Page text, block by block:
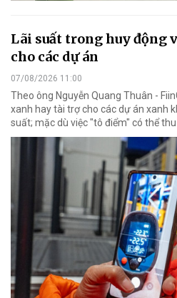
Lãi suất trong huy động
cho các dự án
07/08/2026 11:00
Theo ông Nguyễn Quang Thuân -
xanh hay tài trợ cho các dự án xanh
suất; mặc dù việc "tô điểm" có thể